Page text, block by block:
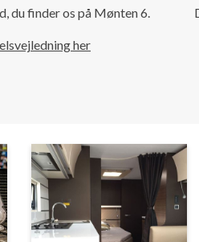
du finder os på Mønten 6.
her